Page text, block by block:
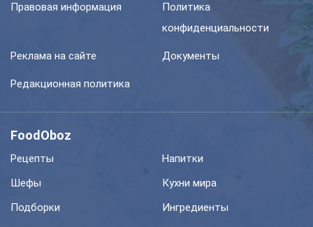
Правовая информация
Политика
конфиденциальности
Реклама на сайте Документы
Редакционная политика
FoodOboz
Рецепты
Напитки
Шефы
Кухни мира
Подборки
Ингредиенты